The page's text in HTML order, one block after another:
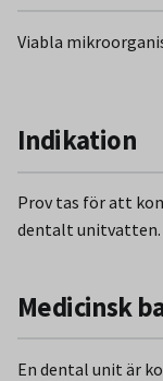
Viabla
Indikation
Prov tas för att
dentalt unitvatten.
Medicinsk
En dental unit är